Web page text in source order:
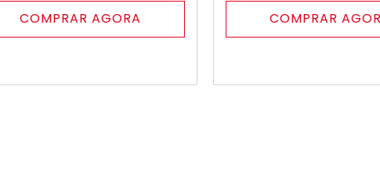
COMPRAR AGORA COMPRAR